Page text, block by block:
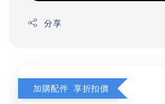
分享
加購配件 享折扣價